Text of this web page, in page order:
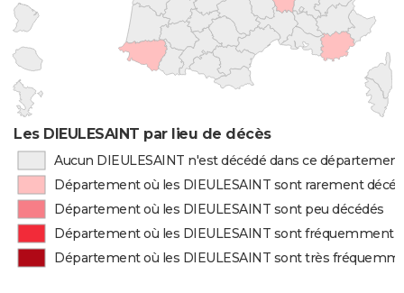
Les DIEULESAINT par lieu de décès
Aucun DIEULESAINT n'est décédé dans ce département
Département où les DIEULESAINT sont rarement
Département où les DIEULESAINT sont peu décédés
Département où les DIEULESAINT sont fréquemment
Département où les DIEULESAINT sont très